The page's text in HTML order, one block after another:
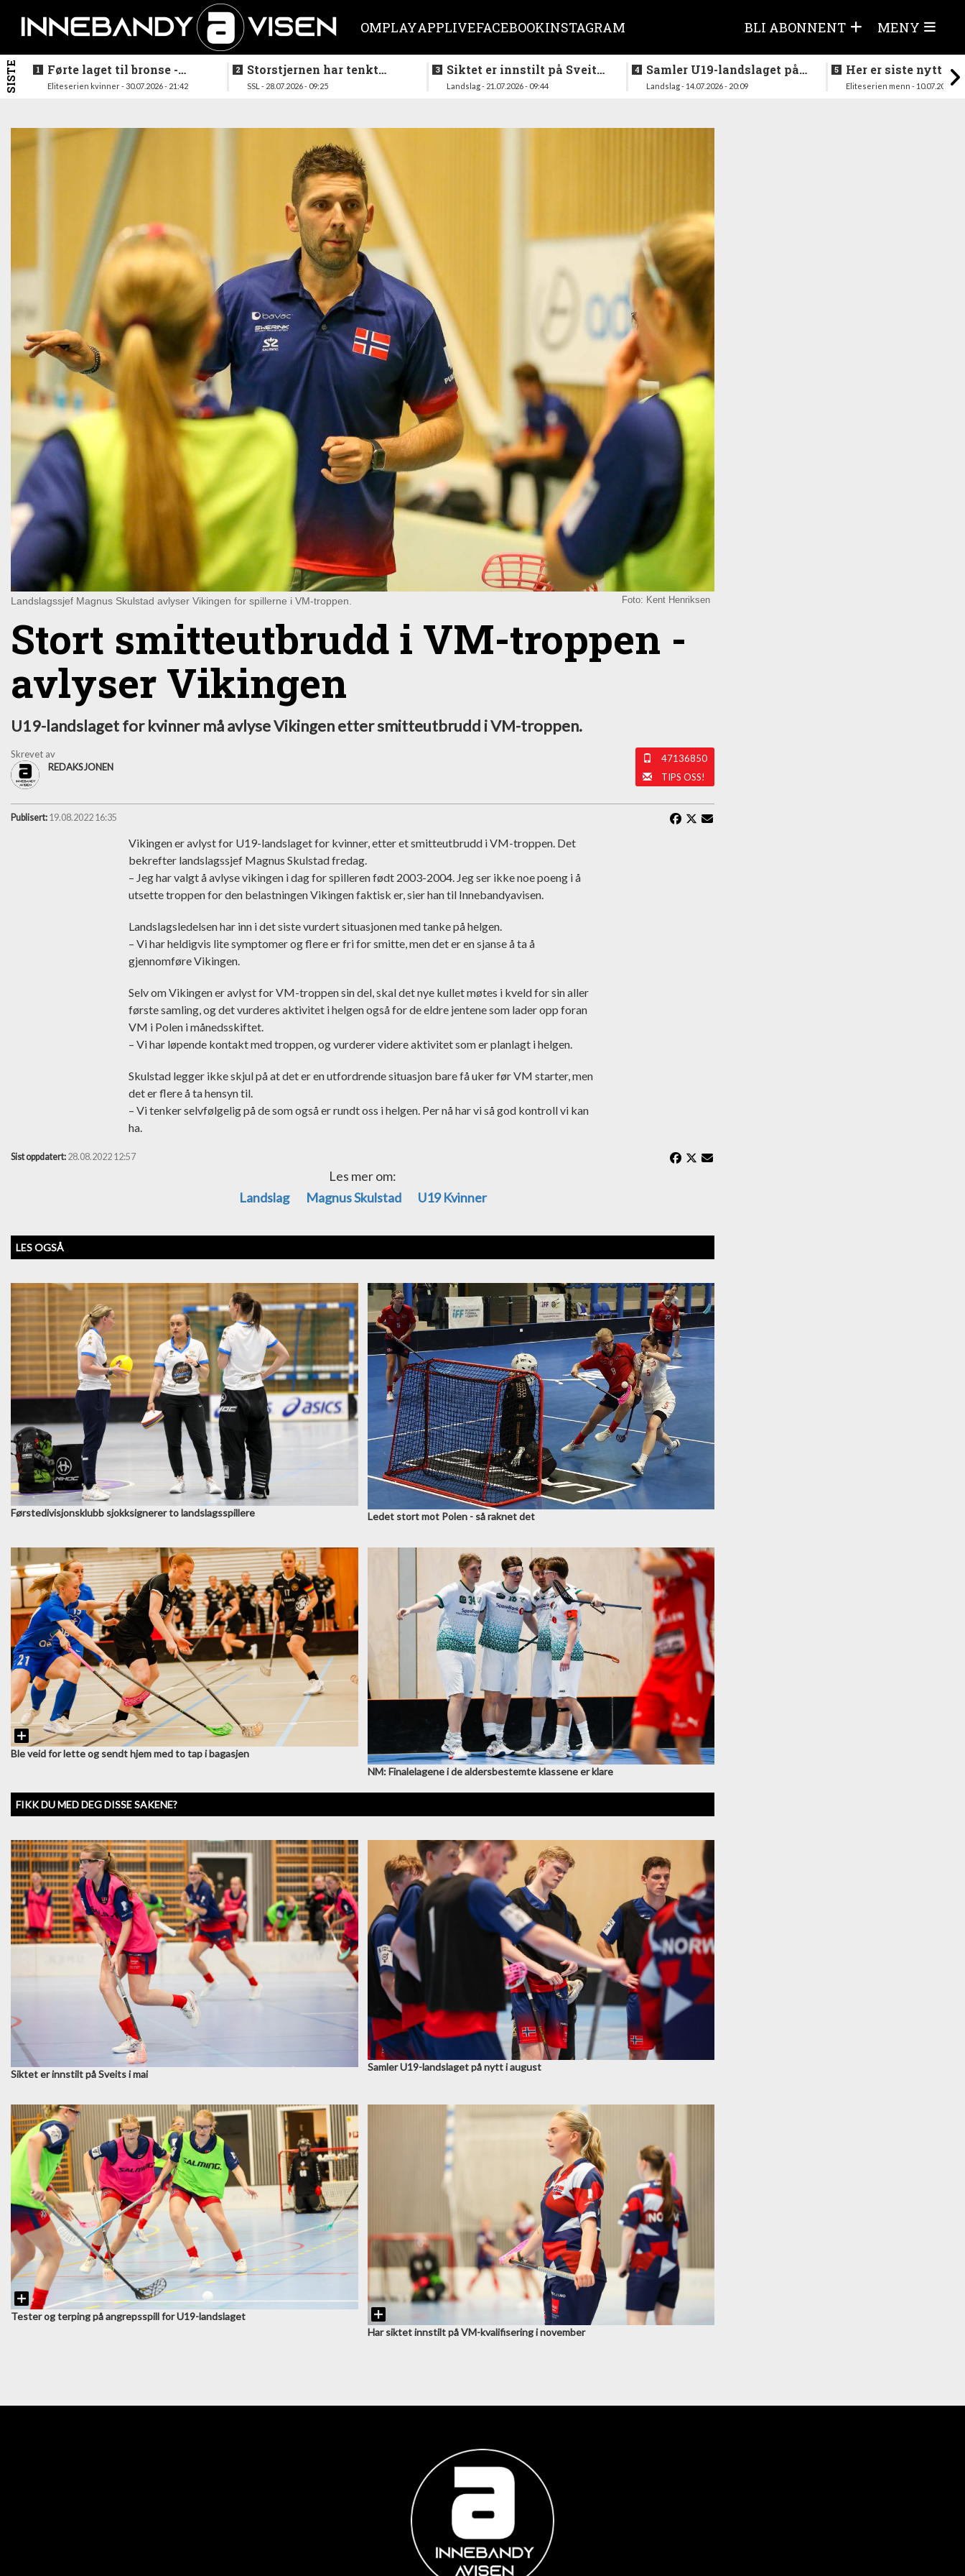
OMPLAYAPPLIVEFACEBOOKINSTAGRAM BLI ABONNENT MENY
SISTE
Førte laget til bronse -
trenerduoen ferdige i
Eliteserien kvinner - 30.07.2026 - 21:42
Storstjernen har tenkt
ferdig - legger køllen på
SSL - 28.07.2026 - 09:25
Siktet er innstilt på Sveits
i mai
Landslag - 21.07.2026 - 09:44
Samler U19-landslaget på
nytt i august
Landslag - 14.07.2026 - 20:09
Her er siste nytt
season
Eliteserien menn - 10.07.2026 -
Landslagssjef Magnus Skulstad avlyser Vikingen for spillerne i VM-troppen. Foto: Kent Henriksen
Stort smitteutbrudd i VM-troppen -
avlyser Vikingen
U19-landslaget for kvinner må avlyse Vikingen etter smitteutbrudd i VM-troppen.
Skrevet av
REDAKSJONEN
47136850
TIPS OSS!
Publisert: 19.08.2022 16:35
Vikingen er avlyst for U19-landslaget for kvinner, etter et smitteutbrudd i VM-troppen. Det
bekrefter landslagssjef Magnus Skulstad fredag.
– Jeg har valgt å avlyse vikingen i dag for spilleren født 2003-2004. Jeg ser ikke noe poeng i å
utsette troppen for den belastningen Vikingen faktisk er, sier han til Innebandyavisen.
Landslagsledelsen har inn i det siste vurdert situasjonen med tanke på helgen.
– Vi har heldigvis lite symptomer og flere er fri for smitte, men det er en sjanse å ta å
gjennomføre Vikingen.
Selv om Vikingen er avlyst for VM-troppen sin del, skal det nye kullet møtes i kveld for sin aller
første samling, og det vurderes aktivitet i helgen også for de eldre jentene som lader opp foran
VM i Polen i månedsskiftet.
– Vi har løpende kontakt med troppen, og vurderer videre aktivitet som er planlagt i helgen.
Skulstad legger ikke skjul på at det er en utfordrende situasjon bare få uker før VM starter, men
det er flere å ta hensyn til.
– Vi tenker selvfølgelig på de som også er rundt oss i helgen. Per nå har vi så god kontroll vi kan
ha.
Sist oppdatert: 28.08.2022 12:57
Les mer om:
Landslag
Magnus Skulstad U19 Kvinner
LES OGSÅ
Førstedivisjonsklubb sjokksignerer to landslagsspillere Ledet stort mot Polen - så raknet det
Ble veid for lette og sendt hjem med to tap i bagasjen
NM: Finalelagene i de aldersbestemte klassene er klare
FIKK DU MED DEG DISSE SAKENE?
Siktet er innstilt på Sveits i mai
Samler U19-landslaget på nytt i august
Tester og terping på angrepsspill for U19-landslaget
Har siktet innstilt på VM-kvalifisering i november